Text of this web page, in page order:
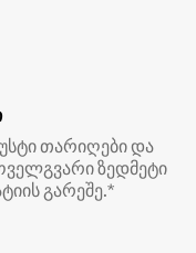
თარიღები და
ზედმეტი
გარეშე.*